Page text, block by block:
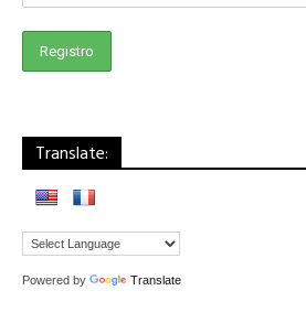
Translate:
Powered by Translate